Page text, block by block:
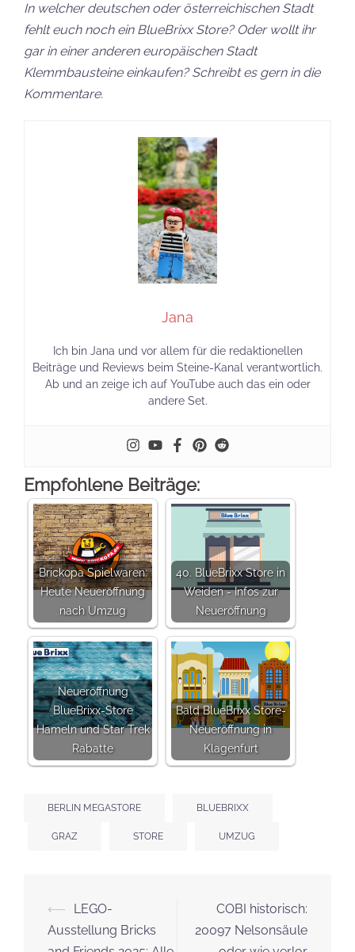
In welcher deutschen oder österreichischen Stadt
fehlt euch noch ein BlueBrixx Store? Oder wollt ihr
gar in einer anderen europäischen Stadt
Klemmbausteine einkaufen? Schreibt es gern in die
Kommentare.
Jana
Ich bin Jana und vor allem für die redaktionellen
Beiträge und Reviews beim Steine-Kanal verantwortlich.
Ab und an zeige ich auf YouTube auch das ein oder
andere Set.
Empfohlene Beiträge:
Brickopa Spielwaren:
Heute Neueröffnung
nach Umzug
40. BlueBrixx Store in
Weiden - Infos zur
Neueröffnung
Neueröffnung
BlueBrixx-Store
Hameln und Star Trek
Rabatte
Bald BlueBrixx Store-
Neueröffnung in
Klagenfurt
BERLIN MEGASTORE BLUEBRIXX
GRAZ STORE UMZUG
Beitrags-
Navigation
⟵
LEGO-
Ausstellung Bricks
COBI historisch:
20097 Nelsonsäule